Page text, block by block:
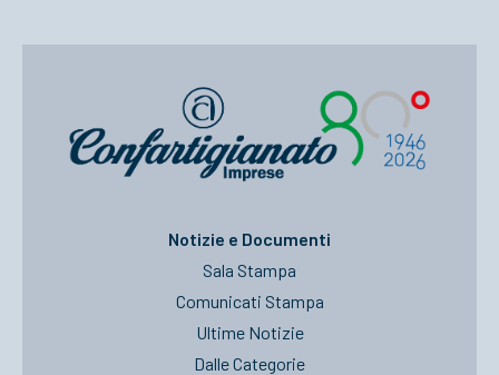
Notizie e Documenti
Sala Stampa
Comunicati Stampa
Ultime Notizie
Dalle Categorie